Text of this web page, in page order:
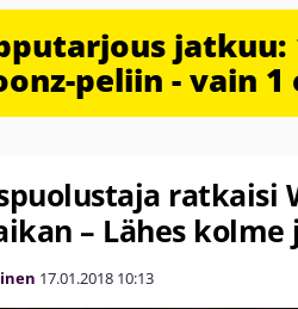
peliin - vain
ratkaisi
– Lähes
17.01.2018 10:13